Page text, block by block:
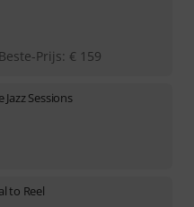
Prijs: € 159
Jazz Sessions
to Reel